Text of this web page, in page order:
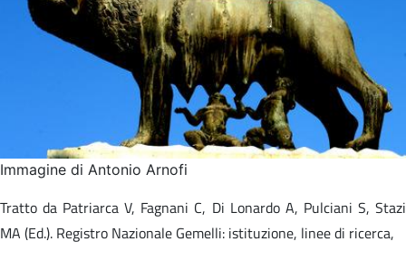
Immagine di Antonio Arnofi
Tratto da Patriarca V, Fagnani C, Di Lonardo A, Pulciani S, Stazi
MA (Ed.). Registro Nazionale Gemelli: istituzione, linee di ricerca,​